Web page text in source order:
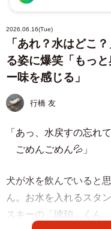
2026.06.16(Tue)
「あれ？水はどこ
る姿に爆笑「もっ
ー味を感じる」
行橋 友
「あっ、水戻すの忘れ
ごめんごめん💦」
犬が水を飲んでいると
ん。お水を入れるスタ
スキーの「琥珀」くん。